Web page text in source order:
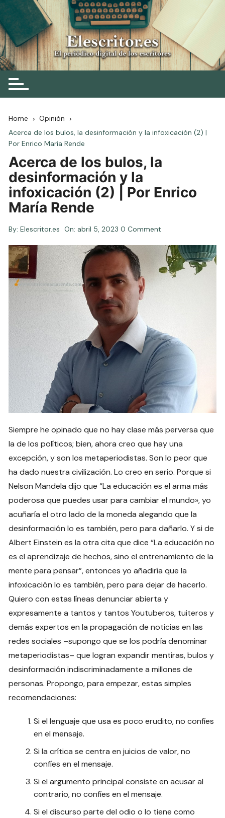
Skip
to
content
Elescritor.es
El periódico digital de los escritores
Home
Opinión
Acerca de los bulos, la desinformación y la infoxicación (2) |
Por Enrico María Rende
Acerca de los bulos, la
desinformación y la
infoxicación (2) | Por Enrico
María Rende
By: Elescritor.es On: abril 5, 2023 0 Comment
Siempre he opinado que no hay clase más perversa que
la de los políticos; bien, ahora creo que hay una
excepción, y son los metaperiodistas. Son lo peor que
ha dado nuestra civilización. Lo creo en serio. Porque si
Nelson Mandela dijo que “La educación es el arma más
poderosa que puedes usar para cambiar el mundo», yo
acuñaría el otro lado de la moneda alegando que la
desinformación lo es también, pero para dañarlo. Y si de
Albert Einstein es la otra cita que dice “La educación no
es el aprendizaje de hechos, sino el entrenamiento de la
mente para pensar”, entonces yo añadiría que la
infoxicación lo es también, pero para dejar de hacerlo.
Quiero con estas líneas denunciar abierta y
expresamente a tantos y tantos Youtuberos, tuiteros y
demás expertos en la propagación de noticias en las
redes sociales –supongo que se los podría denominar
metaperiodistas– que logran expandir mentiras, bulos y
desinformación indiscriminadamente a millones de
personas. Propongo, para empezar, estas simples
recomendaciones:
Si el lenguaje que usa es poco erudito, no confíes
en el mensaje.
Si la crítica se centra en juicios de valor, no
confíes en el mensaje.
Si el argumento principal consiste en acusar al
contrario, no confíes en el mensaje.
Si el discurso parte del odio o lo tiene como